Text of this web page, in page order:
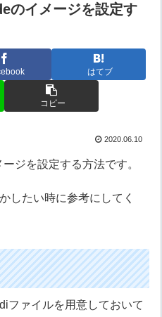
のイメージを設定す
はてブ
コピー
2020.06.10
ジを設定する方法です。
したい時に参考にしてく
ファイルを用意しておいて